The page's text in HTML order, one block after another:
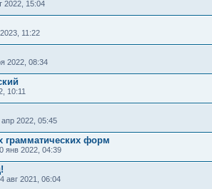
2022, 15:04
11:22
2022, 08:34
10:11
апр 2022, 05:45
грамматических форм
янв 2022, 04:39
авг 2021, 06:04